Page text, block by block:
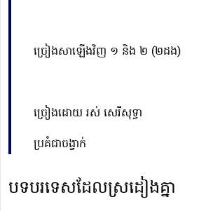
ច្រៀងសាឡើងវិញ ១ និង ២ (២ដង)
ច្រៀងដោយ រស់ សេរីសុទ្ធា
ប្រគំជាចង្វាក់
បទបរទេសដែលស្រដៀងគ្នា